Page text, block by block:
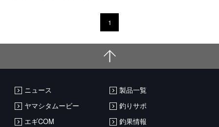
1
ニュース
製品一覧
ヤマシタムービー
釣りサポ
エギCOM
釣果情報